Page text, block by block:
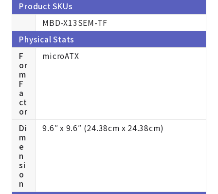
Product SKUs
MBD-X13SEM-TF
Physical Stats
F
or
m
F
a
ct
or
microATX
Di
m
e
n
si
o
n
9.6″ x 9.6″ (24.38cm x 24.38cm)